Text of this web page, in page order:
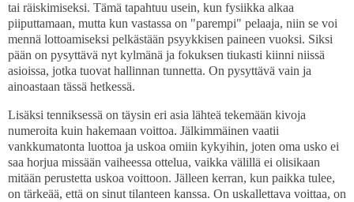
tai räiskimiseksi. Tämä tapahtuu usein, kun fysiikka alkaa
piiputtamaan, mutta kun vastassa on "parempi" pelaaja, niin se voi
mennä lottoamiseksi pelkästään psyykkisen paineen vuoksi. Siksi
pään on pysyttävä nyt kylmänä ja fokuksen tiukasti kiinni niissä
asioissa, jotka tuovat hallinnan tunnetta. On pysyttävä vain ja
ainoastaan tässä hetkessä.
Lisäksi tenniksessä on täysin eri asia lähteä tekemään kivoja
numeroita kuin hakemaan voittoa. Jälkimmäinen vaatii
vankkumatonta luottoa ja uskoa omiin kykyihin, joten oma usko ei
saa horjua missään vaiheessa ottelua, vaikka välillä ei olisikaan
mitään perustetta uskoa voittoon. Jälleen kerran, kun paikka tulee,
on tärkeää, että on sinut tilanteen kanssa. On uskallettava voittaa, on